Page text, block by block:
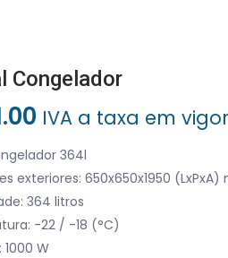
Congelador
IVA a taxa em
364l
exteriores: 650x650x1950 (LxPxA)
364 litros
-22 / -18 (°C)
W